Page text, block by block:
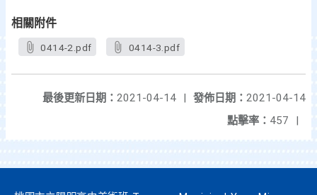
相關附件
0414-2.pdf 0414-3.pdf
發佈日期： 2021-04-14
最後更新日期： 2021-04-14
|
點擊率： 457 |